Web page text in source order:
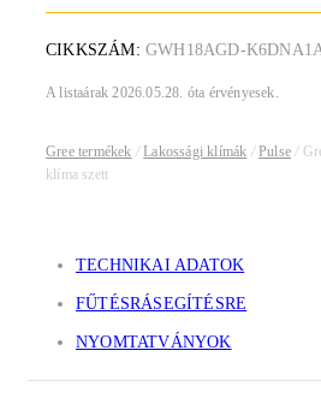
CIKKSZÁM: GWH18AGD-
A listaárak 2026.05.28. óta érvényesek.
Gree termékek / Lakossági klímák / Pulse /
klíma szett
TECHNIKAI ADATOK
FŰTÉSRÁSEGÍTÉSRE
NYOMTATVÁNYOK